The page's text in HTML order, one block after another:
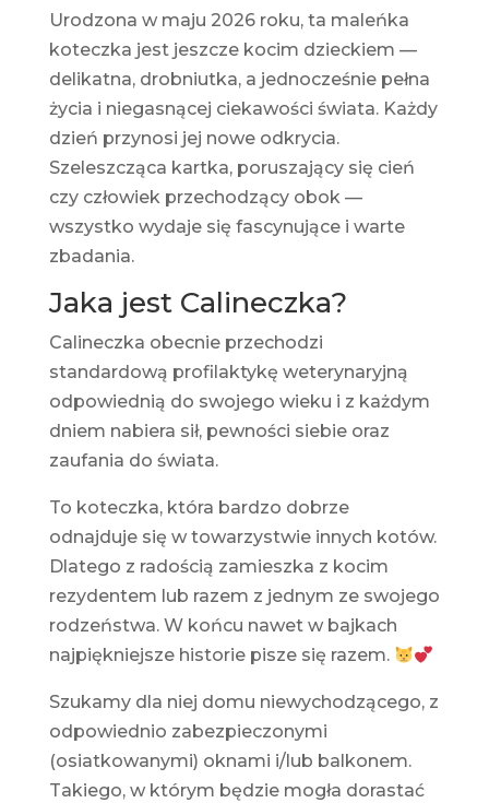
Urodzona w maju 2026 roku, ta maleńka
koteczka jest jeszcze kocim dzieckiem —
delikatna, drobniutka, a jednocześnie pełna
życia i niegasnącej ciekawości świata. Każdy
dzień przynosi jej nowe odkrycia.
Szeleszcząca kartka, poruszający się cień
czy człowiek przechodzący obok —
wszystko wydaje się fascynujące i warte
zbadania.
Jaka jest Calineczka?
Calineczka obecnie przechodzi
standardową profilaktykę weterynaryjną
odpowiednią do swojego wieku i z każdym
dniem nabiera sił, pewności siebie oraz
zaufania do świata.
To koteczka, która bardzo dobrze
odnajduje się w towarzystwie innych kotów.
Dlatego z radością zamieszka z kocim
rezydentem lub razem z jednym ze swojego
rodzeństwa. W końcu nawet w bajkach
najpiękniejsze historie pisze się razem.
Szukamy dla niej domu niewychodzącego, z
odpowiednio zabezpieczonymi
(osiatkowanymi) oknami i/lub balkonem.
Takiego, w którym będzie mogła dorastać